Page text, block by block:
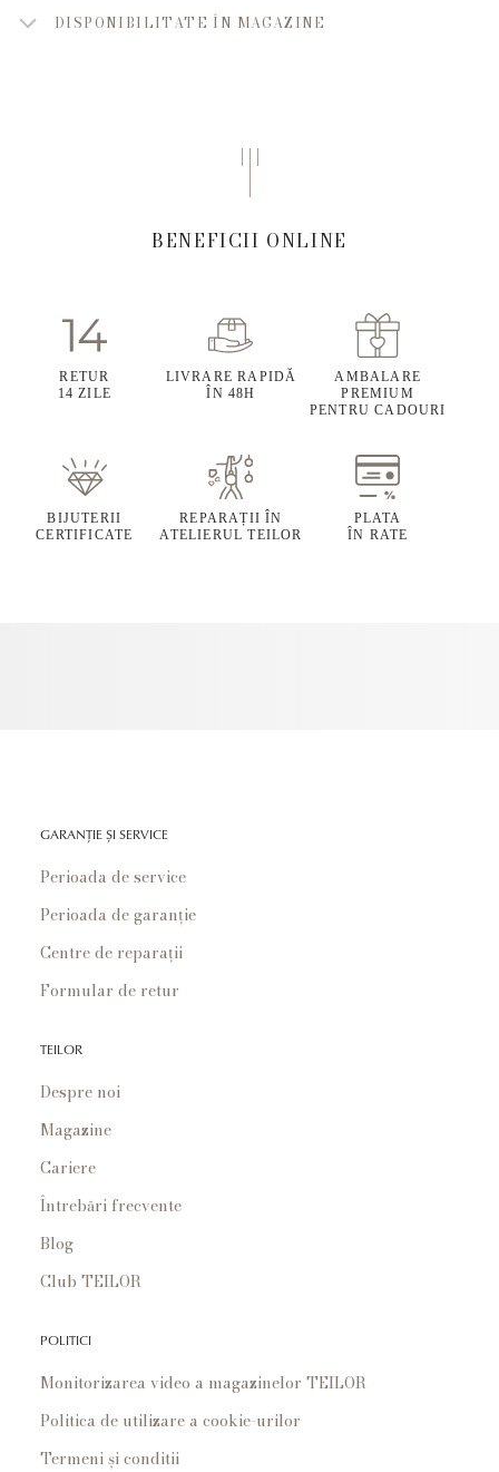
DISPONIBILITATE ÎN MAGAZINE
BENEFICII ONLINE
RETUR
14 ZILE
LIVRARE RAPIDĂ
ÎN 48H
AMBALARE
PREMIUM
PENTRU CADOURI
BIJUTERII
CERTIFICATE
REPARAȚII ÎN
ATELIERUL TEILOR
PLATA
ÎN RATE
GARANȚIE ȘI SERVICE
Perioada de service
Perioada de garanție
Centre de reparații
Formular de retur
TEILOR
Despre noi
Magazine
Cariere
Întrebări frecvente
Blog
Club TEILOR
POLITICI
Monitorizarea video a magazinelor TEILOR
Politica de utilizare a cookie-urilor
Termeni și conditii